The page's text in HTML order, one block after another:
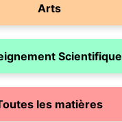
Arts
Scientifique
les matières